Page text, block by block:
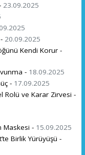
23.09.2025
20.09.2025
Kendi Korur -
- 18.09.2025
- 17.09.2025
Rolü ve Karar Zirvesi -
Maskesi - 15.09.2025
Birlik Yürüyüşü -